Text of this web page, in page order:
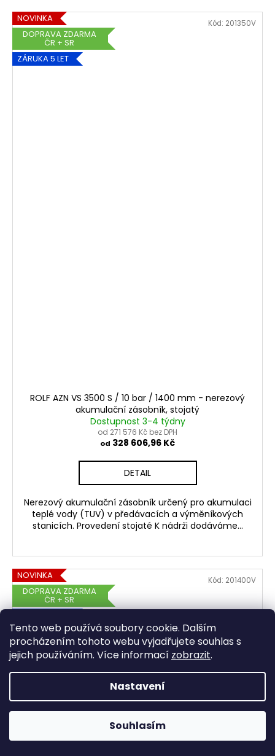
Tento web používá soubory cookie. Dalším
procházením tohoto webu vyjadřujete souhlas s
jejich používáním. Více informací zobrazit.
Nastavení
Souhlasím
NOVINKA
DOPRAVA ZDARMA
ČR + SR
ZÁRUKA 5 LET
ROLF AZN VS 3500 S / 10 bar / 1400 mm - nerezový
akumulační zásobník, stojatý
Dostupnost 3-4 týdny
od 271 576 Kč bez DPH
od 328 606,96 Kč
DETAIL
Nerezový akumulační zásobník určený pro akumulaci
teplé vody (TUV) v předávacích a výměníkových
stanicích. Provedení stojaté K nádrži dodáváme...
Kód: 201350V
NOVINKA
DOPRAVA ZDARMA
ČR + SR
Kód: 201400V